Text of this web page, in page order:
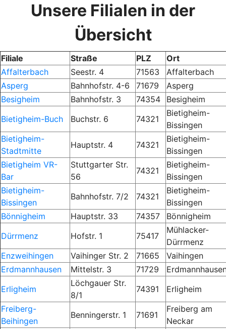
Unsere Filialen in der
Übersicht
Filiale Straße PLZ
Ort
Affalterbach
Seestr. 4 71563
Affalterbach
Asperg
Bahnhofstr. 4-6 71679
Asperg
Besigheim
Bahnhofstr. 3 74354
Besigheim
Bietigheim-Buch
Buchstr. 6 74321
Bietigheim-
Bissingen
Bietigheim-
Stadtmitte
Hauptstr. 4 74321
Bietigheim-
Bissingen
Bietigheim VR-
Bar
Stuttgarter Str.
56
74321
Bietigheim-
Bissingen
Bietigheim-
Bissingen
Bahnhofstr. 7/2 74321
Bietigheim-
Bissingen
Bönnigheim
Hauptstr. 33 74357
Bönnigheim
Dürrmenz
Hofstr. 1 75417
Mühlacker-
Dürrmenz
Enzweihingen
Vaihinger Str. 2 71665
Vaihingen
Erdmannhausen
Mittelstr. 3 71729
Erligheim
Löchgauer Str.
8/1
74391
Erligheim
Freiberg-
Beihingen
Benningerstr. 1 71691
Freiberg am
Neckar